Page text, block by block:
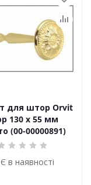
для штор Orvit
130 х 55 мм
(00-00000891)
Є в наявності